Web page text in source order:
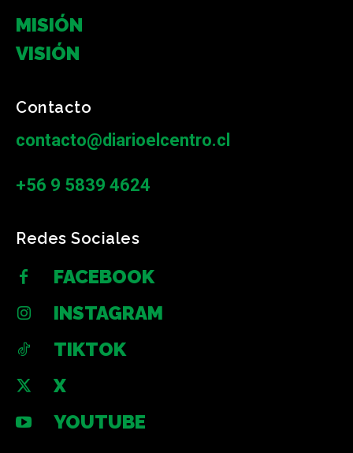
MISIÓN
VISIÓN
Contacto
contacto@diarioelcentro.cl
+56 9 5839 4624
Redes Sociales
FACEBOOK
INSTAGRAM
TIKTOK
X
YOUTUBE